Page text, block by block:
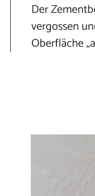
Der
vergossen
Oberfläche